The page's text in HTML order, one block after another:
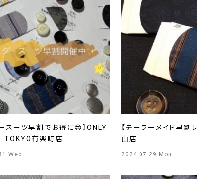
スーツ早割でお得に😍】ONLY
TOKYO有楽町店
Wed
【テーラーメイド早割
山店
2024.07.29 Mon